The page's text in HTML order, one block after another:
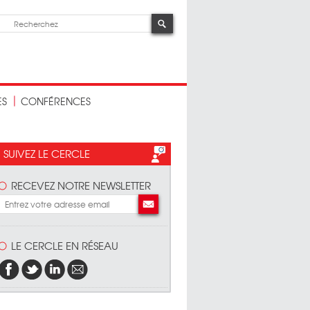
CONFÉRENCES
SUIVEZ LE CERCLE
RECEVEZ NOTRE NEWSLETTER
LE CERCLE EN RÉSEAU